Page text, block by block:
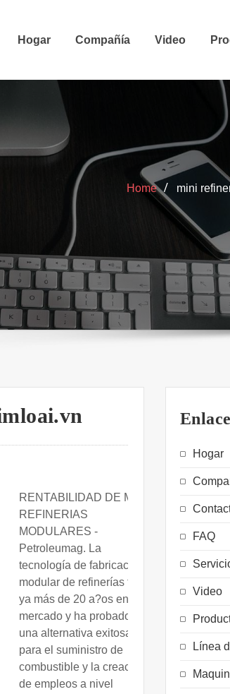
Hogar Compañía Video
Home mini
RENTABILIDAD DE MINI
REFINERIAS
MODULARES -
Petroleumag. La
tecnología de fabricación
modular de refinerías tiene
ya más de 20 a?os en el
mercado y ha probado ser
una alternativa exitosa
para el suministro de
combustible y la creación
de empleos a nivel
Hogar
FAQ
Video
Línea